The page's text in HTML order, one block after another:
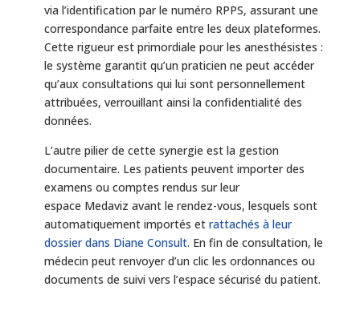
via l’identification par le numéro RPPS, assurant une
correspondance parfaite entre les deux plateformes.
Cette rigueur est primordiale pour les anesthésistes :
le système garantit qu’un praticien ne peut accéder
qu’aux consultations qui lui sont personnellement
attribuées, verrouillant ainsi la confidentialité des
données.
L’autre pilier de cette synergie est la gestion
documentaire. Les patients peuvent importer des
examens ou comptes rendus sur leur
espace Medaviz avant le rendez-vous, lesquels sont
automatiquement importés etrattachés à leur
dossier dans Diane Consult. En fin de consultation, le
médecin peut renvoyer d’un clic les ordonnances ou
documents de suivi vers l’espace sécurisé du patient.